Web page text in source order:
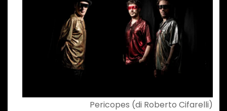
Pericopes (di Roberto Cifarelli)